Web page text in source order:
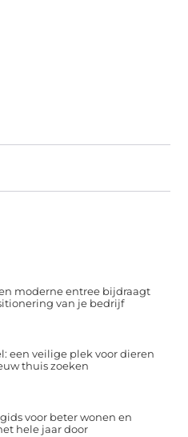
moderne entree bijdraagt
van je bedrijf
een veilige plek voor dieren
thuis zoeken
voor beter wonen en
hele jaar door